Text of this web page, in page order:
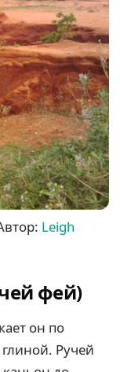
Leigh
фей)
он по
Ручей